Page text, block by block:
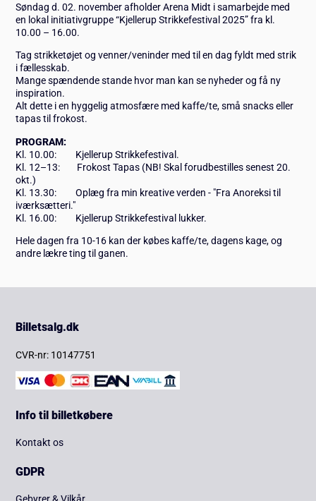
Søndag d. 02. november afholder Arena Midt i samarbejde med
en lokal initiativgruppe “Kjellerup Strikkefestival 2025” fra kl.
10.00 – 16.00.
Tag strikketøjet og venner/veninder med til en dag fyldt med strik
i fællesskab.
Mange spændende stande hvor man kan se nyheder og få ny
inspiration.
Alt dette i en hyggelig atmosfære med kaffe/te, små snacks eller
tapas til frokost.
PROGRAM:
Kl. 10.00: Kjellerup Strikkefestival.
Kl. 12–13: Frokost Tapas (NB! Skal forudbestilles senest 20.
okt.)
Kl. 13.30: Oplæg fra min kreative verden - "Fra Anoreksi til
iværksætteri."
Kl. 16.00: Kjellerup Strikkefestival lukker.
Hele dagen fra 10-16 kan der købes kaffe/te, dagens kage, og
andre lækre ting til ganen.
Billetsalg.dk
CVR-nr: 10147751
Info til billetkøbere
Kontakt os
GDPR